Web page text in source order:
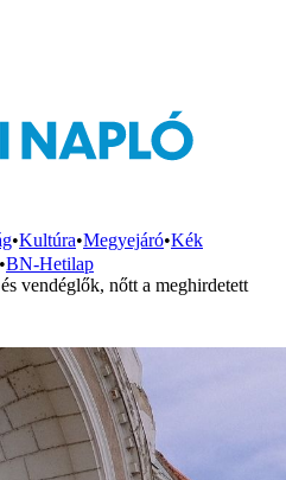
•Kultúra•Megyejáró•Kék
•BN-Hetilap
vendéglők, nőtt a meghirdetett